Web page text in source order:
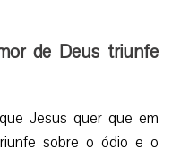
de Deus triunfe
Jesus quer que em
sobre o ódio e o